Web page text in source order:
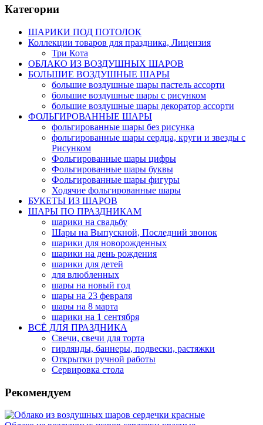
Категории
ШАРИКИ ПОД ПОТОЛОК
Коллекции товаров для праздника, Лицензия
Три Кота
ОБЛАКО ИЗ ВОЗДУШНЫХ ШАРОВ
БОЛЬШИЕ ВОЗДУШНЫЕ ШАРЫ
большие воздушные шары пастель ассорти
большие воздушные шары с рисунком
большие воздушные шары декоратор ассорти
ФОЛЬГИРОВАННЫЕ ШАРЫ
фольгированные шары без рисунка
фольгированные шары сердца, круги и звезды с
Рисунком
Фольгированные шары цифры
Фольгированные шары буквы
Фольгированные шары фигуры
Ходячие фольгированные шары
БУКЕТЫ ИЗ ШАРОВ
ШАРЫ ПО ПРАЗДНИКАМ
шарики на свадьбу
Шары на Выпускной, Последний звонок
шарики для новорожденных
шарики на день рождения
шарики для детей
для влюбленных
шары на новый год
шары на 23 февраля
шары на 8 марта
шарики на 1 сентября
ВСЁ ДЛЯ ПРАЗДНИКА
Свечи, свечи для торта
гирлянды, баннеры, подвески, растяжки
Открытки ручной работы
Сервировка стола
Рекомендуем